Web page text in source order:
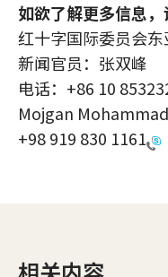
如欲了解更多信息，
红十字国际委员会
新闻官员：张双峰
电话：+86 10
Mojgan
+98 919 830 1161